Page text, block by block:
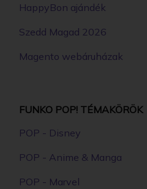
HappyBon ajándék
Szedd Magad 2026
Magento webáruházak
FUNKO POP! TÉMAKÖRÖK
POP - Disney
POP - Anime & Manga
POP - Marvel